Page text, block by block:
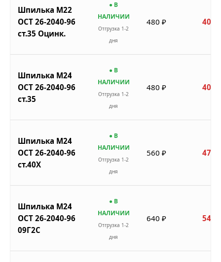
Шпилька М22
ОСТ 26-2040-96
ст.35 Оцинк.
● В
НАЛИЧИИ
Отгрузка 1-2
дня
480 ₽ 408
Шпилька М24
ОСТ 26-2040-96
ст.35
● В
НАЛИЧИИ
Отгрузка 1-2
дня
480 ₽ 408
Шпилька М24
ОСТ 26-2040-96
ст.40Х
● В
НАЛИЧИИ
Отгрузка 1-2
дня
560 ₽ 476
Шпилька М24
ОСТ 26-2040-96
09Г2С
● В
НАЛИЧИИ
Отгрузка 1-2
дня
640 ₽ 544